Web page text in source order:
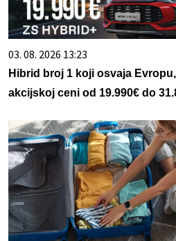
03. 08. 2026 13:23
Hibrid broj 1 koji osvaja
akcijskoj ceni od 19.990€ do